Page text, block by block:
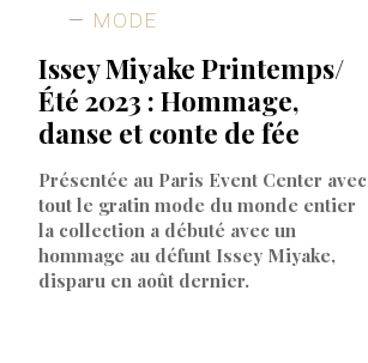
MODE
Issey Miyake Printemps/
Été 2023 : Hommage,
danse et conte de fée
Présentée au Paris Event Center avec
tout le gratin mode du monde entier
la collection a débuté avec un
hommage au défunt Issey Miyake,
disparu en août dernier.